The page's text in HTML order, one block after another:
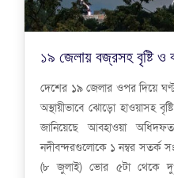
১৯ জেলায় বজ্রসহ বৃষ্টি ও
দেশের ১৯ জেলার ওপর দিয়ে
অস্থায়ীভাবে ঝোড়ো হাওয়াসহ
জানিয়েছে আবহাওয়া
নদীবন্দরগুলোকে ১ নম্বর সতর্ক
(৮ জুলাই) ভোর ৫টা থেকে